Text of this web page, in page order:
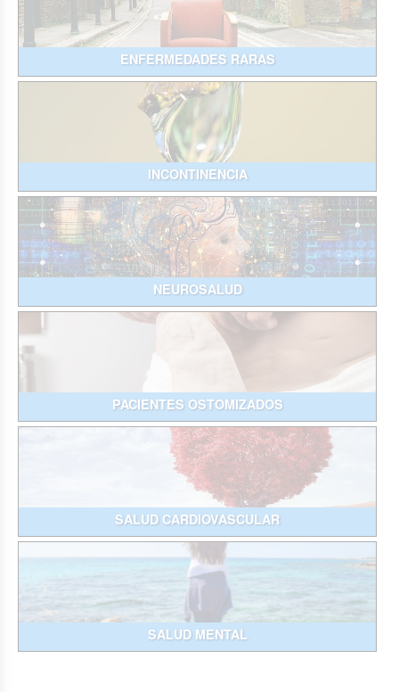
ENFERMEDADES RARAS
INCONTINENCIA
NEUROSALUD
PACIENTES OSTOMIZADOS
SALUD CARDIOVASCULAR
SALUD MENTAL